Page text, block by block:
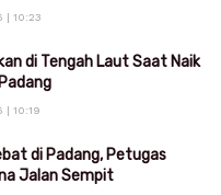
| 10:23
di Tengah Laut Saat Naik
| 10:19
di Padang, Petugas
Jalan Sempit